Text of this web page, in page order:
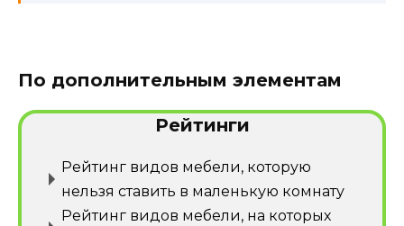
По дополнительным элементам
Рейтинги
Рейтинг видов мебели, которую
нельзя ставить в маленькую комнату
Рейтинг видов мебели, на которых